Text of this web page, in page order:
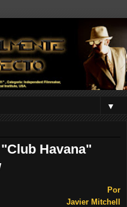
▼
Havana"
Por
Javier Mitchell